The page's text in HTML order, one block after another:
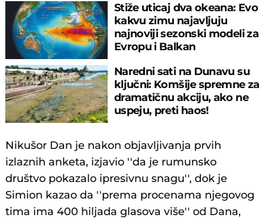
Stiže uticaj dva okeana: Evo
kakvu zimu najavljuju
najnoviji sezonski modeli za
Evropu i Balkan
Naredni sati na Dunavu su
ključni: Komšije spremne za
dramatičnu akciju, ako ne
uspeju, preti haos!
Nikušor Dan je nakon objavljivanja prvih
izlaznih anketa, izjavio ''da je rumunsko
društvo pokazalo ipresivnu snagu'', dok je
Simion kazao da ''prema procenama njegovog
tima ima 400 hiljada glasova više'' od Dana,